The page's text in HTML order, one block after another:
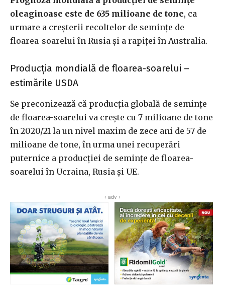
oleaginoase este de 635 milioane de tone, ca
urmare a creșterii recoltelor de semințe de
floarea-soarelui în Rusia și a rapiței în Australia.
Producția mondială de floarea-soarelui –
estimările USDA
Se preconizează că producția globală de semințe
de floarea-soarelui va crește cu 7 milioane de tone
în 2020/21 la un nivel maxim de zece ani de 57 de
milioane de tone, în urma unei recuperări
puternice a producției de semințe de floarea-
soarelui în Ucraina, Rusia și UE.
‹ adv ›